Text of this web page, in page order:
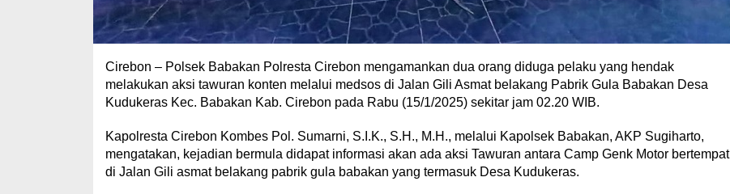
Cirebon – Polsek Babakan Polresta Cirebon mengamankan dua orang diduga pelaku yang hendak
melakukan aksi tawuran konten melalui medsos di Jalan Gili Asmat belakang Pabrik Gula Babakan Desa
Kudukeras Kec. Babakan Kab. Cirebon pada Rabu (15/1/2025) sekitar jam 02.20 WIB.
Kapolresta Cirebon Kombes Pol. Sumarni, S.I.K., S.H., M.H., melalui Kapolsek Babakan, AKP Sugiharto,
mengatakan, kejadian bermula didapat informasi akan ada aksi Tawuran antara Camp Genk Motor bertempat
di Jalan Gili asmat belakang pabrik gula babakan yang termasuk Desa Kudukeras.